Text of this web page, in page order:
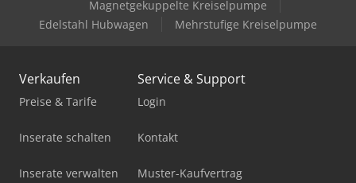
Magnetgekuppelte Kreiselpumpe
Edelstahl Hubwagen
Mehrstufige Kreiselpumpe
Verkaufen
Preise & Tarife
Inserate schalten
Inserate verwalten
Service & Support
Login
Kontakt
Muster-Kaufvertrag